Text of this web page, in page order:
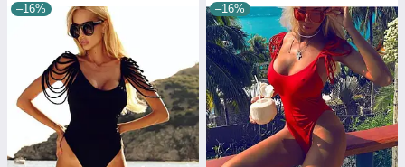
–16% –16%